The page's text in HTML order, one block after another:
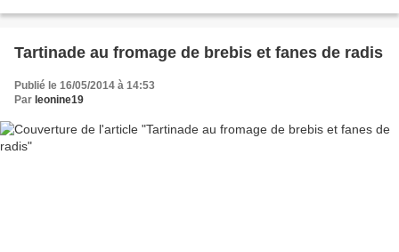
Tartinade au fromage de brebis et fanes de radis
Publié le 16/05/2014 à 14:53
Par leonine19